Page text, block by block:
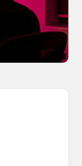
for
your